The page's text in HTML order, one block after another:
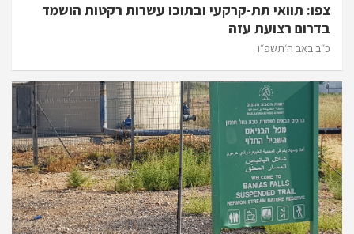
צפו: תוואי תת-קרקעי ובתוכו עשרות רקטות הושמד
בדרום רצועת עזה
כ״ב באב ה׳תשפ״ו